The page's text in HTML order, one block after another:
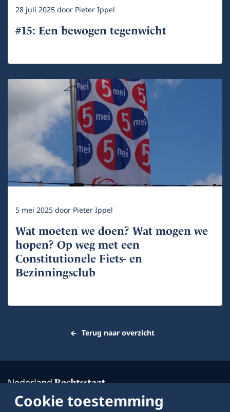
28 juli 2025door Pieter Ippel
#15: Een bewogen tegenwicht
5 mei 2025door Pieter Ippel
Wat moeten we doen? Wat mogen we
hopen? Op weg met een
Constitutionele Fiets- en
Bezinningsclub
Terug naar overzicht
Cookie toestemming